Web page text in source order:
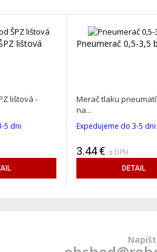
lištová
lištová -
5 dni
Pneumerač 0,5-3,5
Merač tlaku
na...
Expedujeme do 3-5 dni
3.44 € s DPH
DETAIL